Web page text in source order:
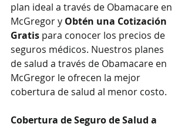
plan ideal a través de Obamacare en
McGregor y Obtén una Cotización
Gratis para conocer los precios de
seguros médicos. Nuestros planes
de salud a través de Obamacare en
McGregor le ofrecen la mejor
cobertura de salud al menor costo.
Cobertura de Seguro de Salud a